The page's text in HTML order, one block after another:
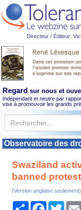
Directeur / Éditeur:
Regard sur nous et
Indépendant et neutre par
vise à promouvoir les grands
Observatoire des
Swaziland
banned
(Version anglaise seulement)
PartagerFacebook